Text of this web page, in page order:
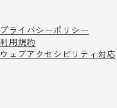
プライバシーポリシー
利用規約
ウェブアクセシビリティ対応